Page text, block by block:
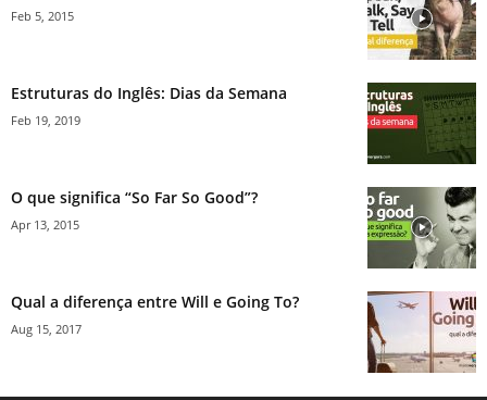
Feb 5, 2015
Estruturas do Inglês: Dias da Semana
Feb 19, 2019
O que significa “So Far So Good”?
Apr 13, 2015
Qual a diferença entre Will e Going To?
Aug 15, 2017